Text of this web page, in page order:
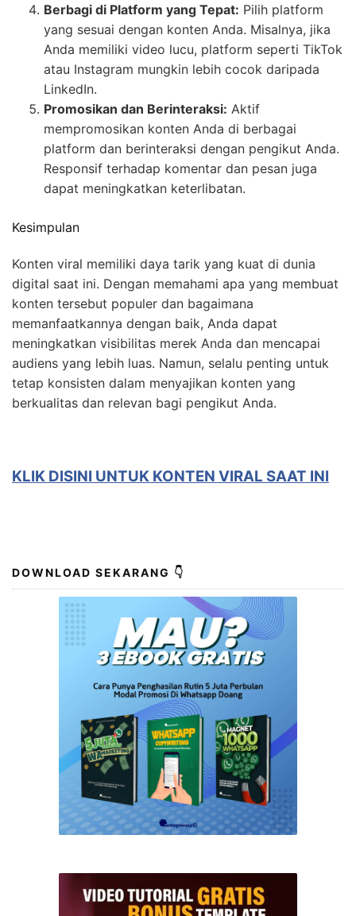
Berbagi di Platform yang Tepat: Pilih platform
yang sesuai dengan konten Anda. Misalnya, jika
Anda memiliki video lucu, platform seperti TikTok
atau Instagram mungkin lebih cocok daripada
LinkedIn.
Promosikan dan Berinteraksi: Aktif
mempromosikan konten Anda di berbagai
platform dan berinteraksi dengan pengikut Anda.
Responsif terhadap komentar dan pesan juga
dapat meningkatkan keterlibatan.
Kesimpulan
Konten viral memiliki daya tarik yang kuat di dunia
digital saat ini. Dengan memahami apa yang membuat
konten tersebut populer dan bagaimana
memanfaatkannya dengan baik, Anda dapat
meningkatkan visibilitas merek Anda dan mencapai
audiens yang lebih luas. Namun, selalu penting untuk
tetap konsisten dalam menyajikan konten yang
berkualitas dan relevan bagi pengikut Anda.
KLIK DISINI UNTUK KONTEN VIRAL SAAT INI
DOWNLOAD SEKARANG 👇